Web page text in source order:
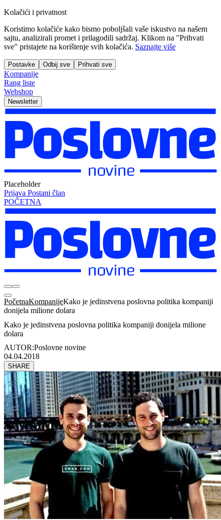
Kolačići i privatnost
Koristimo kolačiće kako bismo poboljšali vaše iskustvo na našem
sajtu, analizirali promet i prilagodili sadržaj. Klikom na "Prihvati
sve" pristajete na korištenje svih kolačića. Saznajte više
Postavke Odbij sve Prihvati sve
Kompanije
Rang liste
Webshop
Newsletter
Placeholder
Prijava Postani član
POČETNA
PočetnaKompanijeKako je jedinstvena poslovna politika kompaniji
donijela milione dolara
Kako je jedinstvena poslovna politika kompaniji donijela milione
dolara
AUTOR:Poslovne novine
04.04.2018
SHARE